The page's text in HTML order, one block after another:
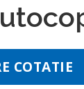
COTATIE